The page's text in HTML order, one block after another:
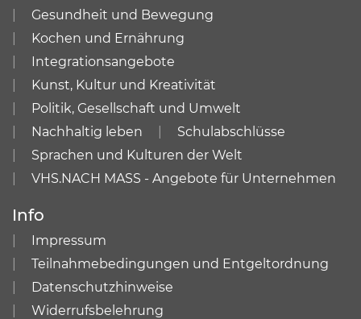
Gesundheit und Bewegung
Kochen und Ernährung
Integrationsangebote
Kunst, Kultur und Kreativität
Politik, Gesellschaft und Umwelt
Nachhaltig leben
Schulabschlüsse
Sprachen und Kulturen der Welt
VHS.NACH MASS - Angebote für Unternehmen
Info
Impressum
Teilnahmebedingungen und Entgeltordnung
Datenschutzhinweise
Widerrufsbelehrung